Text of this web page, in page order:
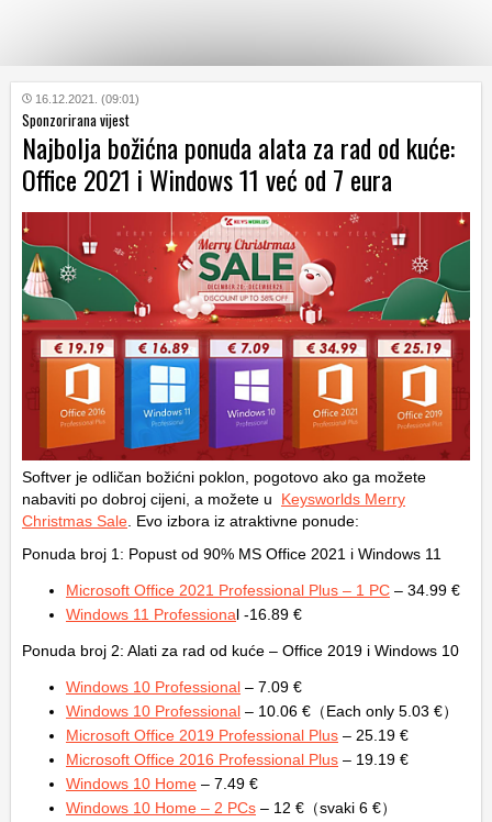
KATEGORIJE
HRVATSKI
WEB
16.12.2021. (09:01)
Sponzorirana vijest
Najbolja božićna ponuda alata za rad od kuće:
Office 2021 i Windows 11 već od 7 eura
Softver je odličan božićni poklon, pogotovo ako ga možete
nabaviti po dobroj cijeni, a možete u Keysworlds Merry
Christmas Sale . Evo izbora iz atraktivne ponude:
Ponuda broj 1: Popust od 90% MS Office 2021 i Windows 11
Microsoft Office 2021 Professional Plus – 1 PC – 34.99 €
Windows 11 Professional -16.89 €
Ponuda broj 2: Alati za rad od kuće – Office 2019 i Windows 10
Windows 10 Professional – 7.09 €
Windows 10 Professional – 10.06 €（Each only 5.03 €）
Microsoft Office 2019 Professional Plus – 25.19 €
Microsoft Office 2016 Professional Plus – 19.19 €
Windows 10 Home – 7.49 €
Windows 10 Home – 2 PCs – 12 €（svaki 6 €）